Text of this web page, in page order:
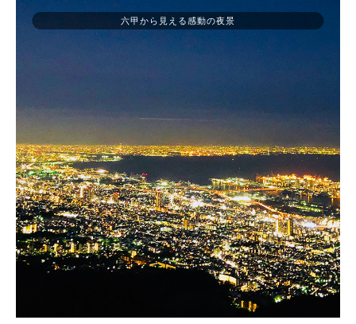
六甲から見える感動の夜景